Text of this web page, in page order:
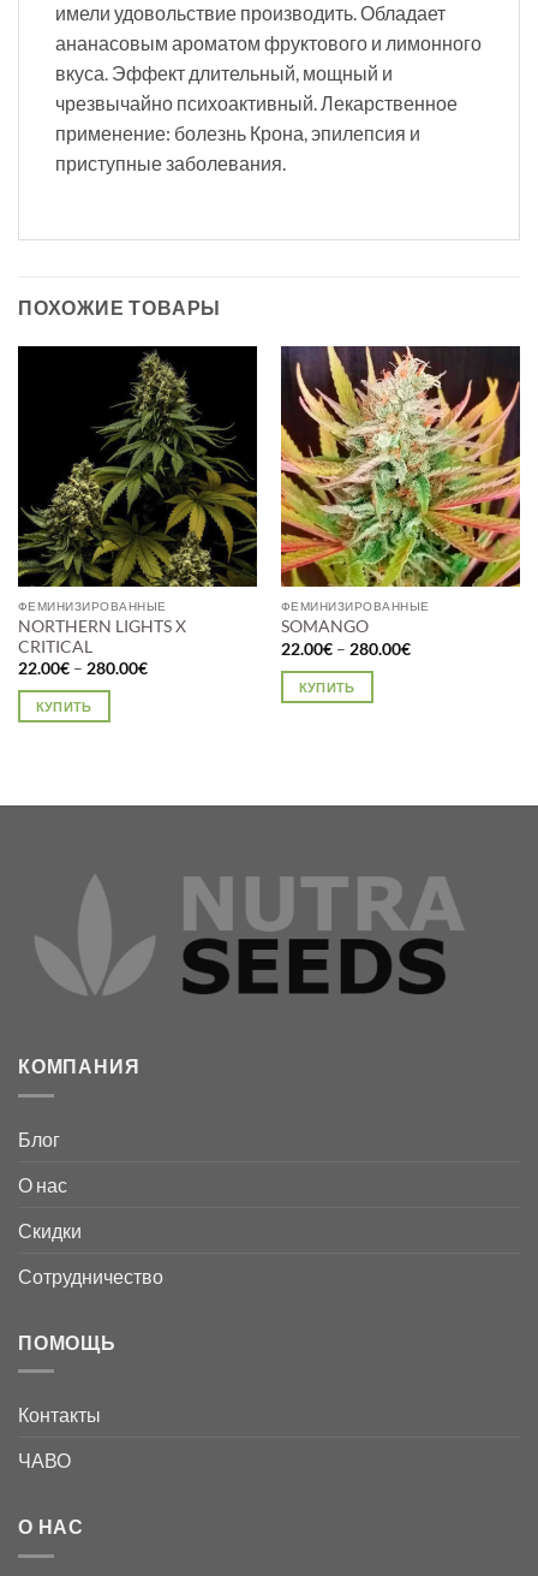
имели удовольствие производить. Обладает
ананасовым ароматом фруктового и лимонного
вкуса. Эффект длительный, мощный и
чрезвычайно психоактивный. Лекарственное
применение: болезнь Крона, эпилепсия и
приступные заболевания.
ПОХОЖИЕ ТОВАРЫ
ФЕМИНИЗИРОВАННЫЕ
NORTHERN LIGHTS X
CRITICAL
22.00€ – 280.00€Диапазон
КУПИТЬ
несколько
выбрать
на
странице
товара.
ФЕМИНИЗИРОВАННЫЕ
SOMANGO
22.00€ – 280.00€Диапазон
КУПИТЬ
выбрать
на
странице
товара.
КОМПАНИЯ
Блог
О нас
Скидки
Сотрудничество
ПОМОЩЬ
Контакты
ЧАВО
О НАС